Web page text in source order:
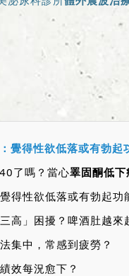
覺得性欲低落或有勃起
了嗎？當心睪固酮低下
得性欲低落或有勃起功
高」困擾？啤酒肚越來
集中，常感到疲勞？
效每況愈下？